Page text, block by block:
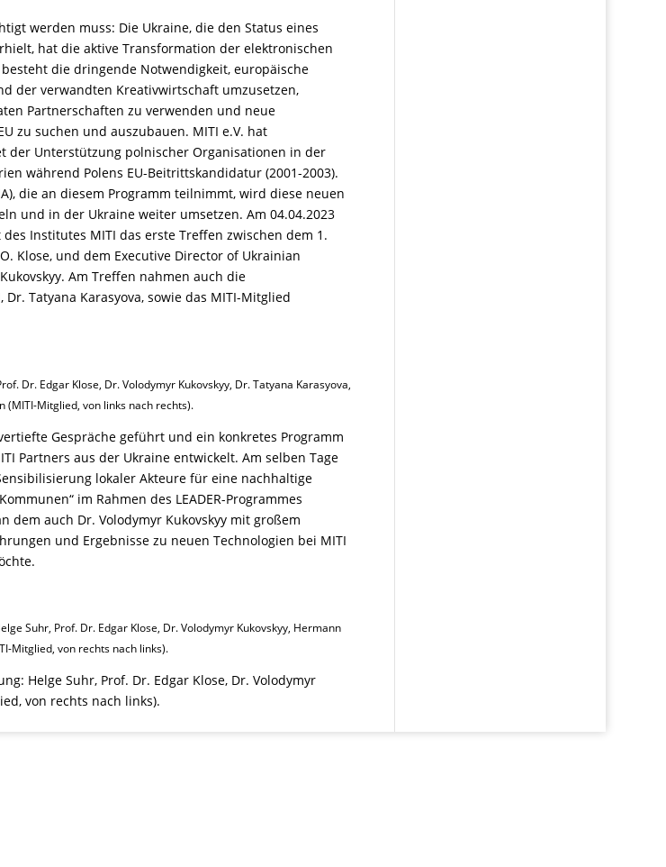
werden muss: Die Ukraine, die den Status eines
hat die aktive Transformation der elektronischen
die dringende Notwendigkeit, europäische
der verwandten Kreativwirtschaft umzusetzen,
Partnerschaften zu verwenden und neue
zu suchen und auszubauen. MITI e.V. hat
der Unterstützung polnischer Organisationen in der
während Polens EU-Beitrittskandidatur (2001-2003).
die an diesem Programm teilnimmt, wird diese neuen
und in der Ukraine weiter umsetzen. Am 04.04.2023
Institutes MITI das erste Treffen zwischen dem 1.
Klose, und dem Executive Director of Ukrainian
Am Treffen nahmen auch die
Tatyana Karasyova, sowie das MITI-Mitglied
Dr. Edgar Klose, Dr. Volodymyr Kukovskyy, Dr. Tatyana Karasyova,
(MITI-Mitglied, von links nach rechts).
Gespräche geführt und ein konkretes Programm
Partners aus der Ukraine entwickelt. Am selben Tage
lokaler Akteure für eine nachhaltige
im Rahmen des LEADER-Programmes
dem auch Dr. Volodymyr Kukovskyy mit großem
und Ergebnisse zu neuen Technologien bei MITI
Suhr, Prof. Dr. Edgar Klose, Dr. Volodymyr Kukovskyy, Hermann
Mitglied, von rechts nach links).
Helge Suhr, Prof. Dr. Edgar Klose, Dr. Volodymyr
von rechts nach links).